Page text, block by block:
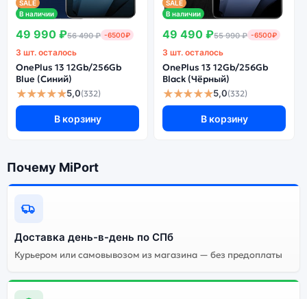
SALE
В наличии
49 990 ₽56 490 ₽ -6500₽
3 шт. осталось
OnePlus 13 12Gb/256Gb
Blue (Синий)
★★★★★5,0(332)
В корзину
SALE
В наличии
49 490 ₽55 990 ₽ -6500₽
3 шт. осталось
OnePlus 13 12Gb/256Gb
Black (Чёрный)
★★★★★5,0(332)
В корзину
Почему MiPort
Доставка день-в-день по СПб
Курьером или самовывозом из магазина — без предоплаты